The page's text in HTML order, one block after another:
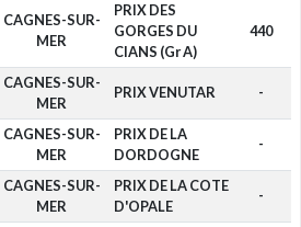
CAGNES-SUR-
MER
PRIX DES
GORGES DU
CIANS (Gr A)
440
CAGNES-SUR-
MER
PRIX VENUTAR -
CAGNES-SUR-
MER
PRIX DE LA
DORDOGNE
-
CAGNES-SUR-
MER
PRIX DE LA COTE
D'OPALE
-